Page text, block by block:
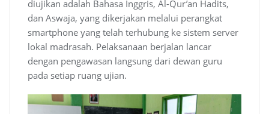
diujikan adalah Bahasa Inggris, Al-Qur’an Hadits,
dan Aswaja, yang dikerjakan melalui perangkat
smartphone yang telah terhubung ke sistem server
lokal madrasah. Pelaksanaan berjalan lancar
dengan pengawasan langsung dari dewan guru
pada setiap ruang ujian.